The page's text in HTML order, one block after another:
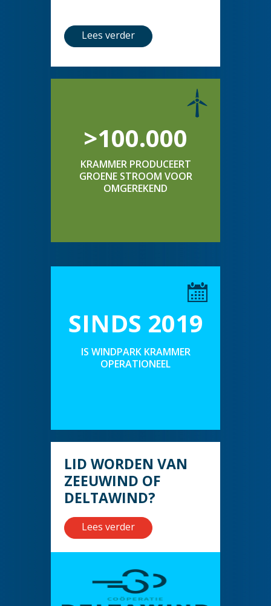
Lees verder
>100.000
KRAMMER PRODUCEERT
GROENE STROOM VOOR
OMGEREKEND
SINDS 2019
IS WINDPARK KRAMMER
OPERATIONEEL
LID WORDEN VAN
ZEEUWIND OF
DELTAWIND?
Lees verder